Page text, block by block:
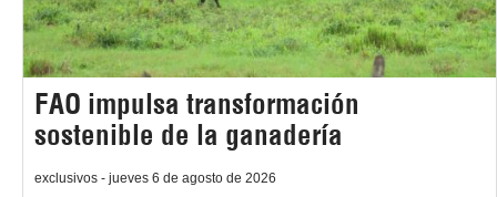
FAO impulsa transformación
sostenible de la ganadería
exclusivos - jueves 6 de agosto de 2026